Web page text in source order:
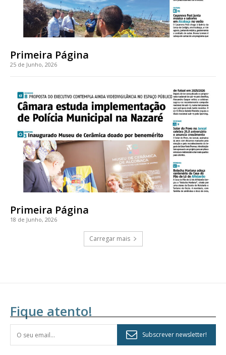
Primeira Página
25 de Junho, 2026
Primeira Página
18 de Junho, 2026
Carregar mais
Fique atento!
Subscrever newsletter!